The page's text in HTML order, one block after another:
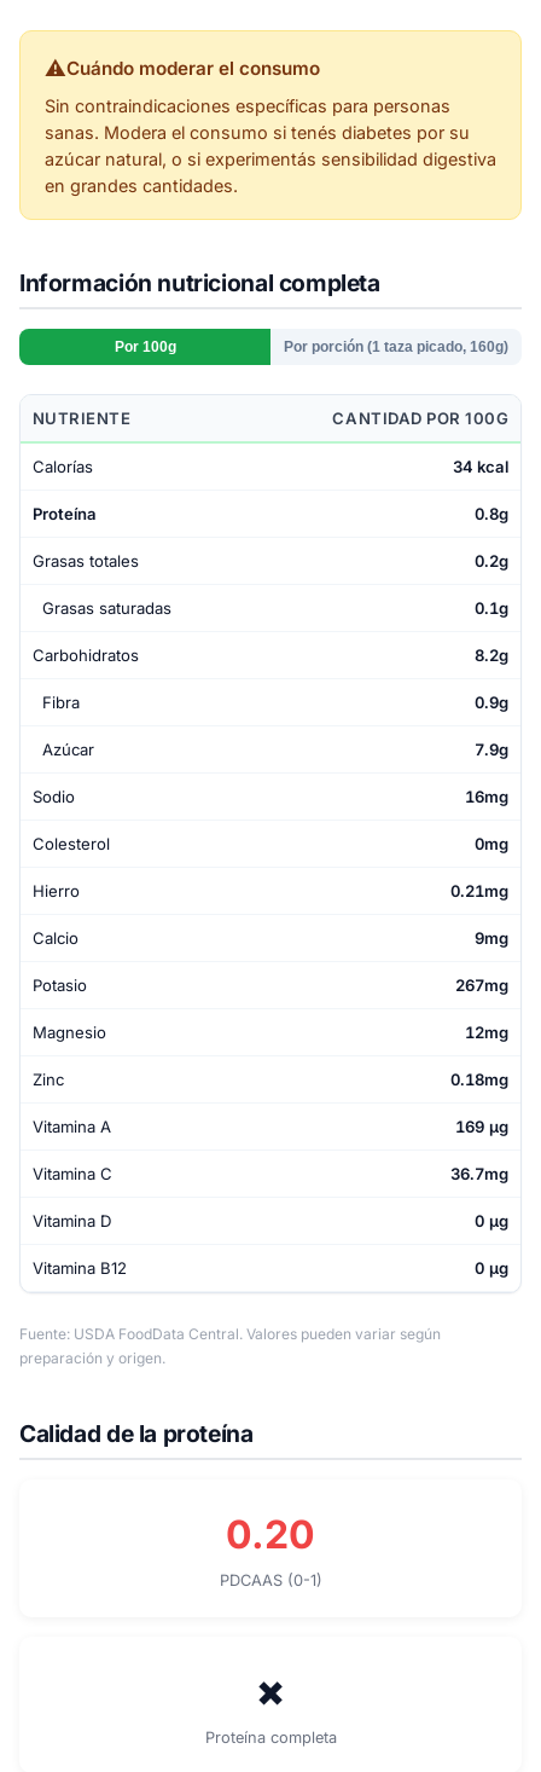
⚠Cuándo moderar el consumo
Sin contraindicaciones específicas para personas
sanas. Modera el consumo si tenés diabetes por su
azúcar natural, o si experimentás sensibilidad digestiva
en grandes cantidades.
Información nutricional completa
Por 100g Por porción (1 taza picado, 160g)
NUTRIENTE CANTIDAD POR 100G
Calorías 34 kcal
Proteína 0.8g
Grasas totales 0.2g
Grasas saturadas 0.1g
Carbohidratos 8.2g
Fibra 0.9g
Azúcar 7.9g
Sodio 16mg
Colesterol 0mg
Hierro 0.21mg
Calcio 9mg
Potasio 267mg
Magnesio 12mg
Zinc 0.18mg
Vitamina A 169 µg
Vitamina C 36.7mg
Vitamina D 0 µg
Vitamina B12 0 µg
Fuente: USDA FoodData Central. Valores pueden variar según
preparación y origen.
Calidad de la proteína
0.20
PDCAAS (0-1)
✗
Proteína completa